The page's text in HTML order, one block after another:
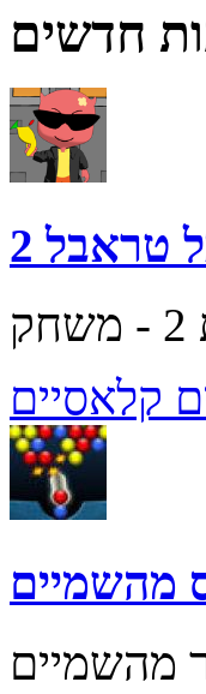
חדשים
טראבל 2
קלאסיים
מהשמיים